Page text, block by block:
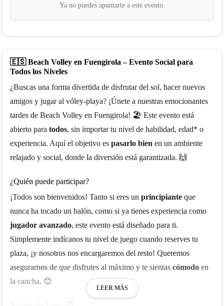
Ya no puedes apuntarte a este evento.
🇪🇸 Beach Volley en Fuengirola – Evento Social para
Todos los Niveles
¿Buscas una forma divertida de disfrutar del sol, hacer nuevos
amigos y jugar al vóley-playa? ¡Únete a nuestras emocionantes
tardes de Beach Volley en Fuengirola! 🏖️ Este evento está
abierto para todos, sin importar tu nivel de habilidad, edad* o
experiencia. Aquí el objetivo es pasarlo bien en un ambiente
relajado y social, donde la diversión está garantizada. 🙌
¿Quién puede participar?
¡Todos son bienvenidos! Tanto si eres un principiante que
nunca ha tocado un balón, como si ya tienes experiencia como
jugador avanzado, este evento está diseñado para ti.
Simplemente indícanos tu nivel de juego cuando reserves tu
plaza, ¡y nosotros nos encargaremos del resto! Queremos
asegurarnos de que disfrutes al máximo y te sientas cómodo en
la cancha. 😊
LEER MÁS